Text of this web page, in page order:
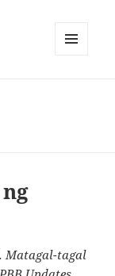
Matagal-tagal